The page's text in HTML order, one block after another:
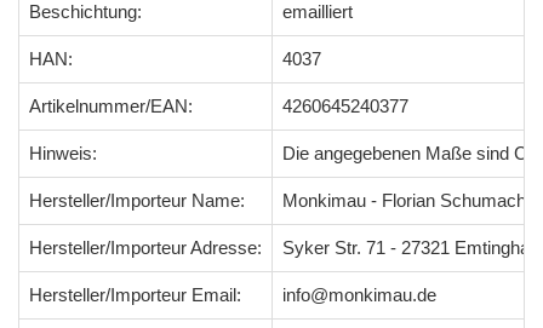
Beschichtung: emailliert
HAN: 4037
Artikelnummer/EAN: 4260645240377
Hinweis: Die angegebenen Maße sind
Hersteller/Importeur Name: Monkimau - Florian Schumacher
Hersteller/Importeur Adresse: Syker Str. 71 - 27321
Hersteller/Importeur Email: info@monkimau.de